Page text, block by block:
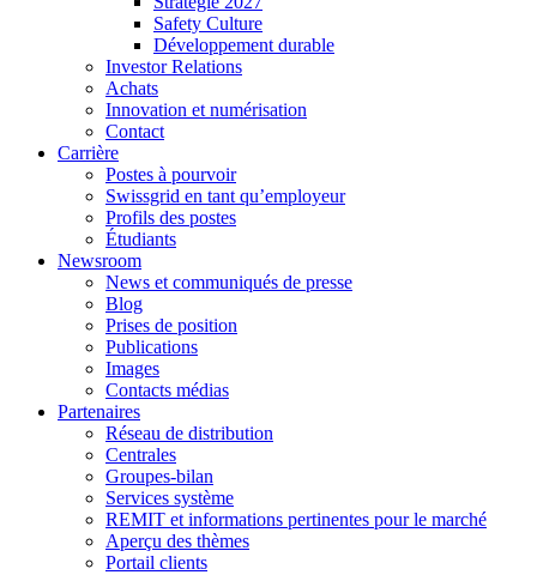
Safety Culture
Développement durable
Investor Relations
Achats
Innovation et numérisation
Contact
Carrière
Postes à pourvoir
Swissgrid en tant qu’employeur
Profils des postes
Étudiants
Newsroom
News et communiqués de presse
Blog
Prises de position
Publications
Images
Contacts médias
Partenaires
Réseau de distribution
Centrales
Groupes-bilan
Services système
REMIT et informations pertinentes pour le marché
Aperçu des thèmes
Portail clients